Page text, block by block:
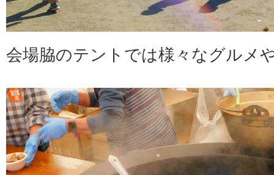
会場脇のテントでは様々なグルメ